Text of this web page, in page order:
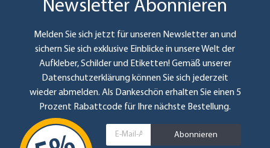
Newsletter Abonnieren
Melden Sie sich jetzt für unseren Newsletter an und
sichern Sie sich exklusive Einblicke in unsere Welt der
Aufkleber, Schilder und Etiketten! Gemäß unserer
Datenschutzerklärung können Sie sich jederzeit
wieder abmelden. Als Dankeschön erhalten Sie einen 5
Prozent Rabattcode für Ihre nächste Bestellung.
Abonnieren